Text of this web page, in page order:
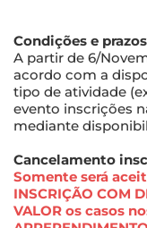
Condições e
A partir de 6/
acordo com a
tipo de atividade
evento inscrições
mediante
Cancelamento
Somente será
INSCRIÇÃO COM
VALOR os casos